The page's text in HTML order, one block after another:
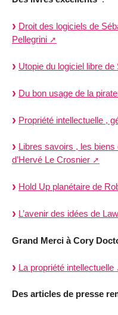
Droit des logiciels de
Pellegrini
Utopie du logiciel libre
Du bon usage de la
Propriété intellectuelle ,
Libres savoirs , les
d’Hervé Le Crosnier
Hold Up planétaire de
L’avenir des idées de
Grand Merci à Cory
La propriété intellectuelle
Des articles de presse